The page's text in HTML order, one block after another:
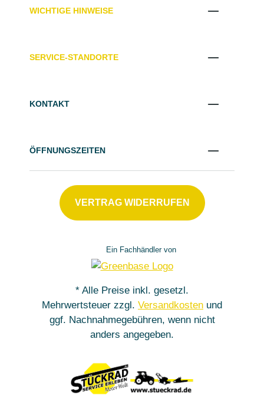
WICHTIGE HINWEISE
SERVICE-STANDORTE
KONTAKT
ÖFFNUNGSZEITEN
VERTRAG WIDERRUFEN
Ein Fachhändler von
* Alle Preise inkl. gesetzl.
Mehrwertsteuer zzgl. Versandkosten und
ggf. Nachnahmegebühren, wenn nicht
anders angegeben.